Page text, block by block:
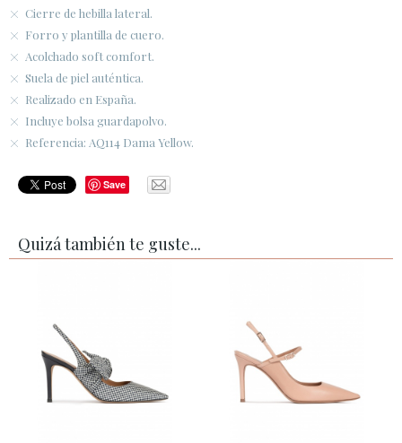
Cierre de hebilla lateral.
Forro y plantilla de cuero.
Acolchado soft comfort.
Suela de piel auténtica.
Realizado en España.
Incluye bolsa guardapolvo.
Referencia: AQ114 Dama Yellow.
Save
Quizá también te guste...